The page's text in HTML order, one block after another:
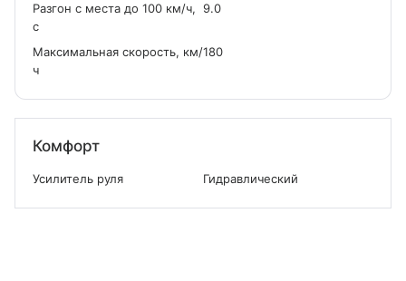
Разгон с места до 100 км/ч,
с
9.0
Максимальная скорость, км/
ч
180
Комфорт
Усилитель руля Гидравлический